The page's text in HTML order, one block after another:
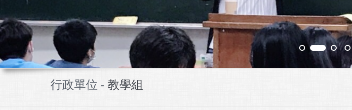
行政單位 - 教學組